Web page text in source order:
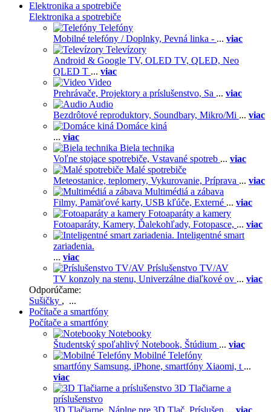
Elektronika a spotrebiče
Elektronika a spotrebiče
Telefóny
Mobilné telefóny / Doplnky, Pevná linka - ... viac
Televízory
Android & Google TV, OLED TV, QLED, Neo
QLED T ... viac
Video
Prehrávače, Projektory a príslušenstvo, Sa ... viac
Audio
Bezdrôtové reproduktory, Soundbary, Mikro/Mi ... viac
Domáce kiná
... viac
Biela technika
Voľne stojace spotrebiče, Vstavané spotreb ... viac
Malé spotrebiče
Meteostanice, teplomery, Vykurovanie, Príprava ... viac
Multimédiá a zábava
Filmy, Pamäťové karty, USB kľúče, Externé ... viac
Fotoaparáty a kamery
Fotoaparáty, Kamery, Ďalekohľady, Fotopasce, ... viac
Inteligentné smart
zariadenia.
... viac
Príslušenstvo TV/AV
TV konzoly na stenu, Univerzálne diaľkové ov ... viac
Odporúčame:
Sušičky , ...
Počítače a smartfóny
Počítače a smartfóny
Notebooky
Študentský spoľahlivý Notebook, Štúdium ... viac
Mobilné Telefóny
smartfóny Samsung, iPhone, smartfóny Xiaomi, t ...
viac
3D Tlačiarne a
príslušenstvo
3D Tlačiarne, Náplne pre 3D Tlač, Príslušen ... viac